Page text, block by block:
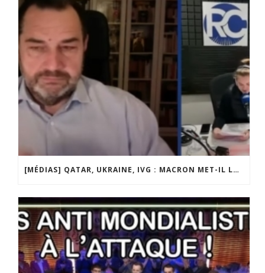
[MÉDIAS] QATAR, UKRAINE, IVG : MACRON MET-IL LA FRANCE EN DANGER ? JF POISSON INVITÉ DE LIGNE DROITE SUR RADIO COURTOISIE